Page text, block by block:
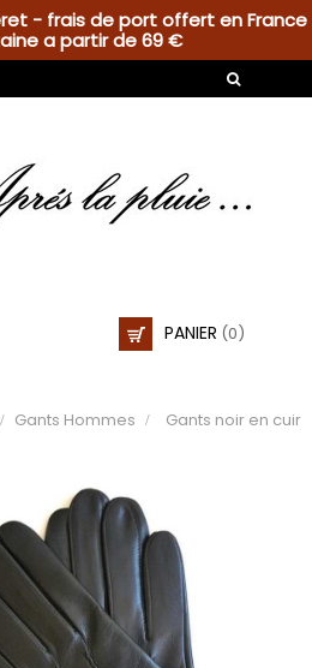
- frais de port offert en France
a partir de 69 €
PANIER (0)
Gants Hommes
Gants noir en cuir